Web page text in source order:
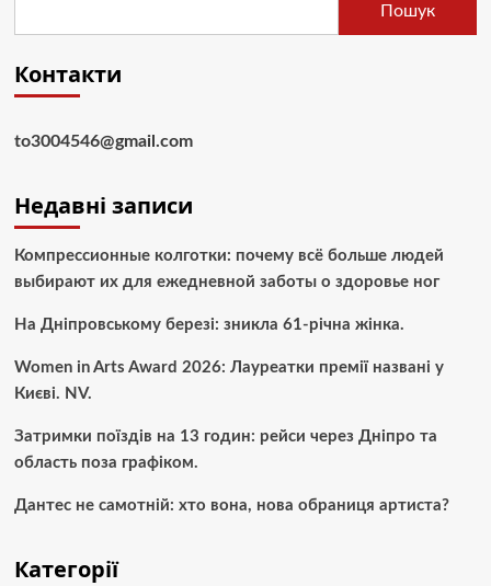
Пошук
Контакти
to3004546@gmail.com
Недавні записи
Компрессионные колготки: почему всё больше людей
выбирают их для ежедневной заботы о здоровье ног
На Дніпровському березі: зникла 61-річна жінка.
Women in Arts Award 2026: Лауреатки премії названі у
Києві. NV.
Затримки поїздів на 13 годин: рейси через Дніпро та
область поза графіком.
Дантес не самотній: хто вона, нова обраниця артиста?
Категорії